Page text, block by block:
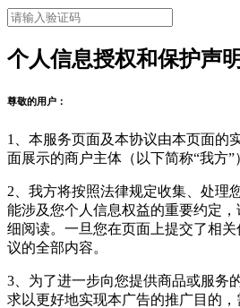
个人信息授权和保护声明
尊敬的用户：
1、本服务页面及本协议由本页面的
面展示的商户主体（以下简称“我方”
2、我方将按照法律规定收集、处理
能涉及您个人信息权益的重要约定
细阅读。一旦您在页面上提交了相
议的全部内容。
3、为了进一步向您提供商品或服务
求以更好地实现本广告的推广目的